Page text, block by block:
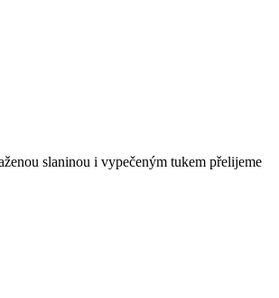
slaninou i vypečeným tukem přelijeme